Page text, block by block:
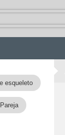
esqueleto